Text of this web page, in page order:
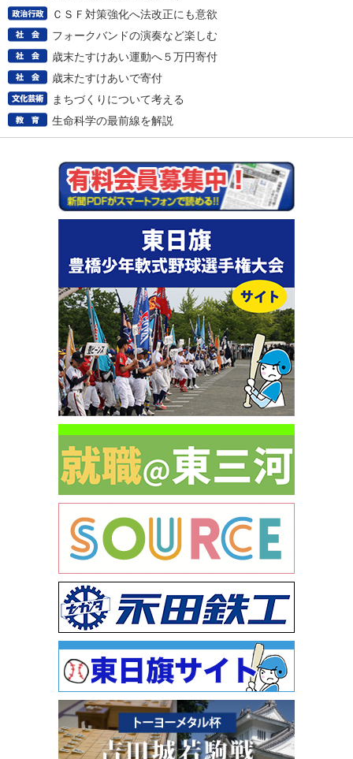
ＣＳＦ対策強化へ法改正にも意欲
フォークバンドの演奏など楽しむ
歳末たすけあい運動へ５万円寄付
歳末たすけあいで寄付
まちづくりについて考える
生命科学の最前線を解説